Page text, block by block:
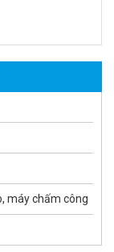
máy chấm công
HF-VH 243